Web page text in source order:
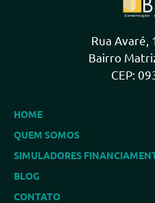
Rua Avaré,
Bairro
CEP:
HOME
QUEM SOMOS
SIMULADORES
BLOG
CONTATO